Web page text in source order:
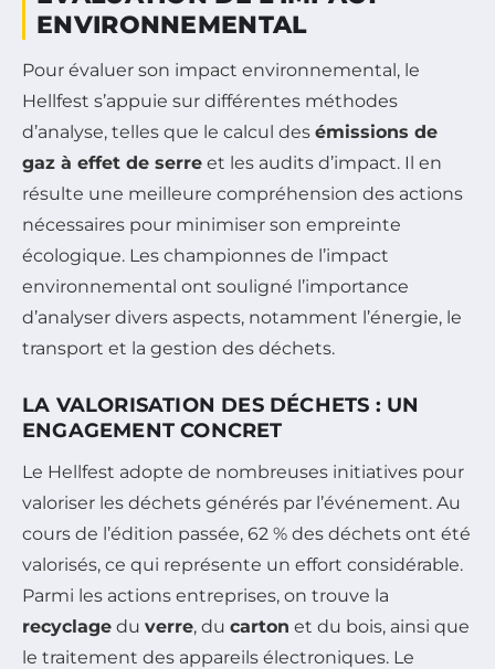
ENVIRONNEMENTAL
Pour évaluer son impact environnemental, le
Hellfest s’appuie sur différentes méthodes
d’analyse, telles que le calcul des émissions de
gaz à effet de serre et les audits d’impact. Il en
résulte une meilleure compréhension des actions
nécessaires pour minimiser son empreinte
écologique. Les championnes de l’impact
environnemental ont souligné l’importance
d’analyser divers aspects, notamment l’énergie, le
transport et la gestion des déchets.
LA VALORISATION DES DÉCHETS : UN
ENGAGEMENT CONCRET
Le Hellfest adopte de nombreuses initiatives pour
valoriser les déchets générés par l’événement. Au
cours de l’édition passée, 62 % des déchets ont été
valorisés, ce qui représente un effort considérable.
Parmi les actions entreprises, on trouve la
recyclage du verre, du carton et du bois, ainsi que
le traitement des appareils électroniques. Le